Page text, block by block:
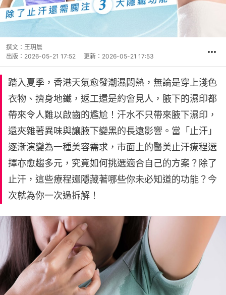
撰文： 王玥晨
出版： 2026-05-21 17:52 更新： 2026-05-21 17:53
踏入夏季，香港天氣愈發潮濕悶熱，無論是穿上淺色
衣物、擠身地鐵，返工還是約會見人，腋下的濕印都
帶來令人難以啟齒的尷尬！汗水不只帶來腋下濕印，
還夾雜著異味與讓腋下變黑的長遠影響。當「止汗」
逐漸演變為一種美容需求，市面上的醫美止汗療程選
擇亦愈趨多元，究竟如何挑選適合自己的方案？除了
止汗，這些療程還隱藏著哪些你未必知道的功能？今
次就為你一次過拆解！